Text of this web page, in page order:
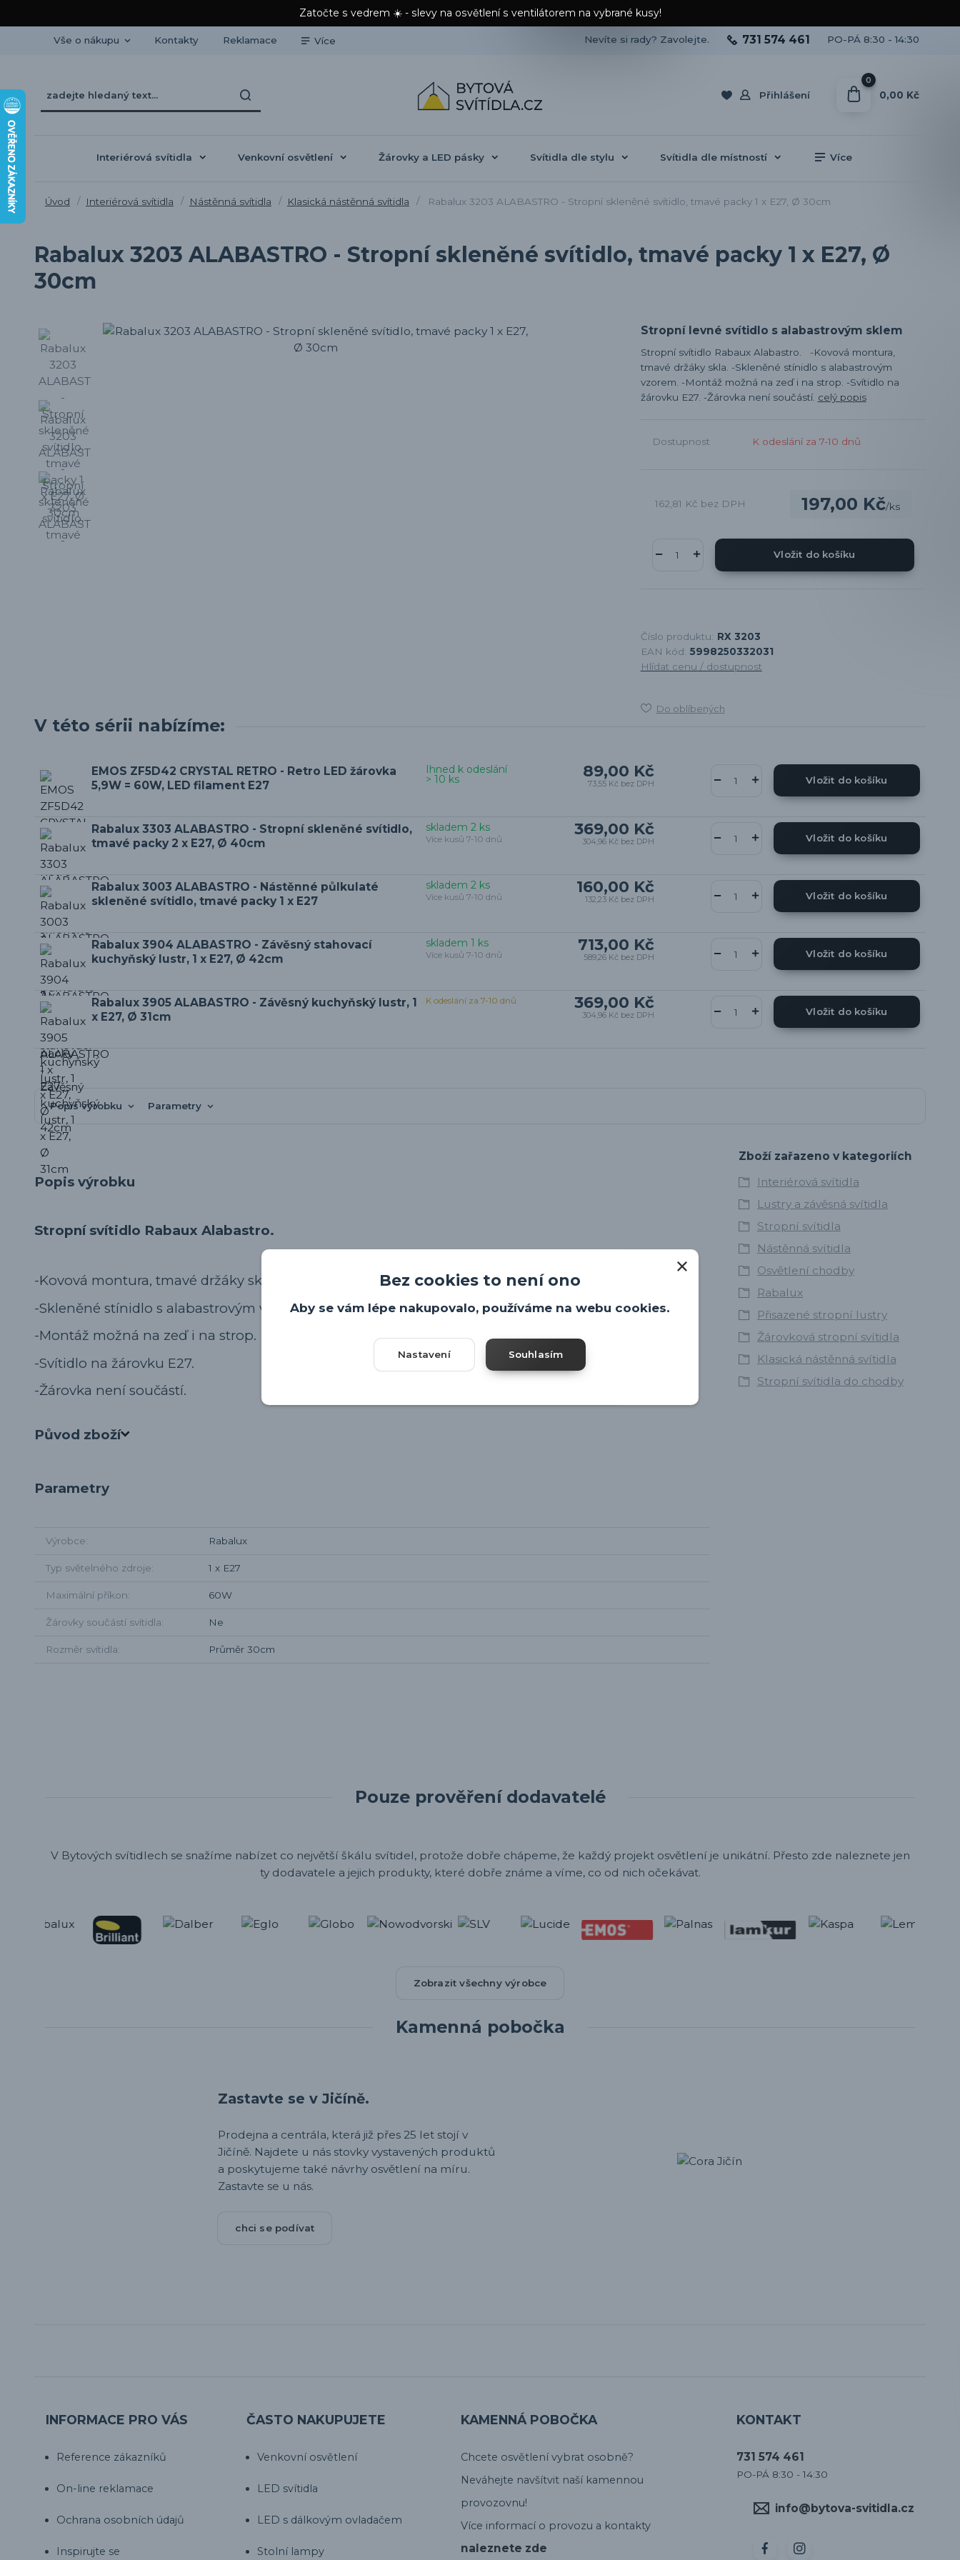
Zatočte s vedrem ☀️ - slevy na osvětlení s ventilátorem na vybrané kusy!
Vše o nákupu Kontakty Reklamace Více
Přihlášení
Nevíte si rady? Zavolejte. 731 574 461 PO-PÁ 8:30 - 14:30
0
0,00 Kč
Interiérová svítidla Venkovní osvětlení Žárovky a LED pásky Svítidla dle stylu Svítidla dle místností Více
Úvod Interiérová svítidla Nástěnná svítidla Klasická nástěnná svítidla Rabalux 3203 ALABASTRO - Stropní skleněné svítidlo, tmavé packy 1 x E27, Ø 30cm
Rabalux 3203 ALABASTRO - Stropní skleněné svítidlo, tmavé packy 1 x E27, Ø
30cm
Stropní levné svítidlo s alabastrovým sklem
Stropní svítidlo Rabaux Alabastro. -Kovová montura,
tmavé držáky skla. -Skleněné stínidlo s alabastrovým
vzorem. -Montáž možná na zeď i na strop. -Svítidlo na
žárovku E27. -Žárovka není součástí. celý popis
Dostupnost K odeslání za 7-10 dnů
197,00 Kč/ks
162,81 Kč bez DPH
Vložit do košíku
Číslo produktu: RX 3203
EAN kód: 5998250332031
Hlídat cenu / dostupnost
Do oblíbených
V této sérii nabízíme:
EMOS ZF5D42 CRYSTAL RETRO - Retro LED žárovka
5,9W = 60W, LED filament E27
89,00 Kč
73,55 Kč bez DPH
Ihned k odeslání
> 10 ks Vložit do košíku
Rabalux 3303 ALABASTRO - Stropní skleněné svítidlo,
tmavé packy 2 x E27, Ø 40cm
369,00 Kč
304,96 Kč bez DPH
skladem 2 ks
Více kusů 7-10 dnů Vložit do košíku
Rabalux 3003 ALABASTRO - Nástěnné půlkulaté
skleněné svítidlo, tmavé packy 1 x E27
160,00 Kč
132,23 Kč bez DPH
skladem 2 ks
Více kusů 7-10 dnů Vložit do košíku
Rabalux 3904 ALABASTRO - Závěsný stahovací
kuchyňský lustr, 1 x E27, Ø 42cm
713,00 Kč
589,26 Kč bez DPH
skladem 1 ks
Více kusů 7-10 dnů Vložit do košíku
Rabalux 3905 ALABASTRO - Závěsný kuchyňský lustr, 1
x E27, Ø 31cm
369,00 Kč
304,96 Kč bez DPH
K odeslání za 7-10 dnů
Vložit do košíku
Popis výrobku Parametry
Popis výrobku
Stropní svítidlo Rabaux Alabastro.
-Kovová montura, tmavé držáky skla.
-Skleněné stínidlo s alabastrovým vzorem.
-Montáž možná na zeď i na strop.
-Svítidlo na žárovku E27.
-Žárovka není součástí.
Původ zboží
Parametry
Výrobce Rabalux
Typ světelného zdroje 1 x E27
Maximální příkon 60W
Žárovky součástí svítidla Ne
Rozměr svítidla Průměr 30cm
Zboží zařazeno v kategoriích
Interiérová svítidla
Lustry a závěsná svítidla
Stropní svítidla
Nástěnná svítidla
Osvětlení chodby
Rabalux
Přisazené stropní lustry
Žárovková stropní svítidla
Klasická nástěnná svítidla
Stropní svítidla do chodby
Pouze prověření dodavatelé
V Bytových svítidlech se snažíme nabízet co největší škálu svítidel, protože dobře chápeme, že každý projekt osvětlení je unikátní. Přesto zde naleznete jen
ty dodavatele a jejich produkty, které dobře známe a víme, co od nich očekávat.
Zobrazit všechny výrobce
Kamenná pobočka
Zastavte se v Jičíně.
Prodejna a centrála, která již přes 25 let stojí v
Jičíně. Najdete u nás stovky vystavených produktů
a poskytujeme také návrhy osvětlení na míru.
Zastavte se u nás.
chci se podívat
INFORMACE PRO VÁS
Reference zákazníků
On-line reklamace
Ochrana osobních údajů
Inspirujte se
ČASTO NAKUPUJETE
Venkovní osvětlení
LED svítidla
LED s dálkovým ovladačem
Stolní lampy
KAMENNÁ POBOČKA
Chcete osvětlení vybrat osobně?
Neváhejte navšítvit naší kamennou
provozovnu!
Více informací o provozu a kontakty
naleznete zde
KONTAKT
731 574 461
PO-PÁ 8:30 - 14:30
info@bytova-svitidla.cz
Bez cookies to není ono
Aby se vám lépe nakupovalo, používáme na webu cookies.
Nastavení Souhlasím